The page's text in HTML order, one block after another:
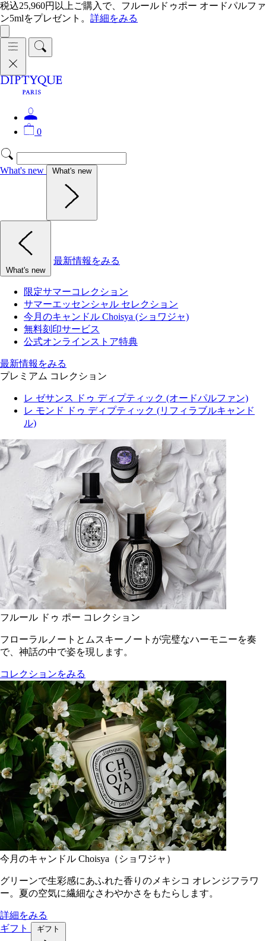
税込25,960円以上ご購入で、フルールドゥポー オードパルファ
ン5mlをプレゼント。 詳細をみる
0
What's new What's new
What's new
最新情報をみる
限定サマーコレクション
サマーエッセンシャル セレクション
今月のキャンドル Choisya (ショワジャ)
無料刻印サービス
公式オンラインストア特典
最新情報をみる
プレミアム コレクション
レ ゼサンス ドゥ ディプティック (オードパルファン)
レ モンド ドゥ ディプティック (リフィラブルキャンド
ル)
フルール ドゥ ポー コレクション
フローラルノートとムスキーノートが完璧なハーモニーを奏
で、神話の中で姿を現します。
コレクションをみる
今月のキャンドル Choisya（ショワジャ）
グリーンで生彩感にあふれた香りのメキシコ オレンジフラワ
ー。夏の空気に繊細なさわやかさをもたらします。
詳細をみる
ギフト
ギフト